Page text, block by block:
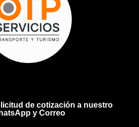
de cotización a nuestro
y Correo